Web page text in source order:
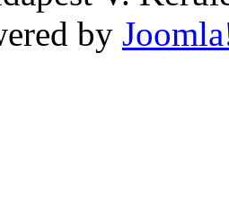
by